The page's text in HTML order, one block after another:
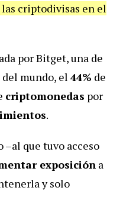
criptodivisas en el
por Bitget, una de
del mundo, el 44% de
criptomonedas por
.
que tuvo acceso
exposición a
y solo